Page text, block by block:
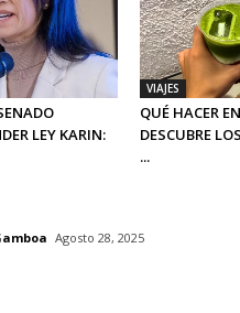
LEY KARIN:
VIAJES
QUÉ HACER
DESCUBRE
...
Agosto 28, 2025